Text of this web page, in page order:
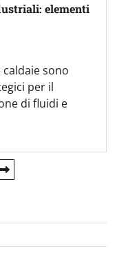
elementi
sono
per il
di fluidi e